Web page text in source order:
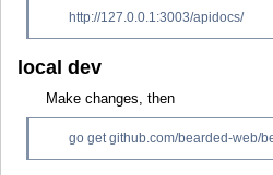
http://127.0.0.1:3003/apidocs/
local dev
Make changes, then
go get github.com/bearded-web/